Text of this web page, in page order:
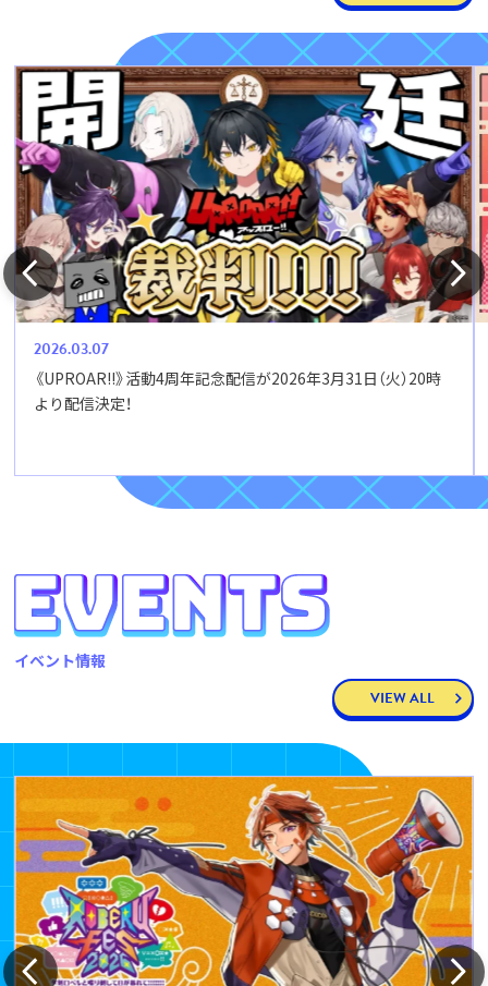
2026.03.07
《UPROAR!!》活動4周年記念配信が2026年3月31日（火）20時
より配信決定！
イベント情報
VIEW ALL